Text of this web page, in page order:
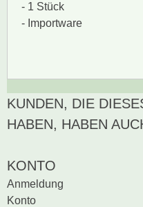
- 1 Stück
- Importware
Zur Zeit gibt es keine
Produktrezensionen.
KUNDEN, DIE
HABEN, HABEN
KONTO
Anmeldung
Konto